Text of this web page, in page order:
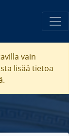
vain
lisää tietoa